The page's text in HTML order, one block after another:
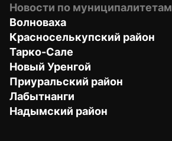
Новости по муниципалитетам
Волноваха
Красноселькупский район
Тарко-Сале
Новый Уренгой
Приуральский район
Лабытнанги
Надымский район